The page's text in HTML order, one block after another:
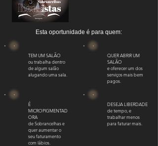
Esta oportunidade é para quem:
TEM UM SALÃO
ou trabalha dentro
de algum salão
alugando uma sala.
É
MICROPIGMENTAD
ORA
de Sobrancelhas e
quer aumentar o
seu faturamento
com lábios.
QUER ABRIR UM
SALÃO
e oferecer um dos
serviços mais bem
pagos.
DESEJA LIBERDADE
de tempo, e
trabalhar menos
para faturar mais.